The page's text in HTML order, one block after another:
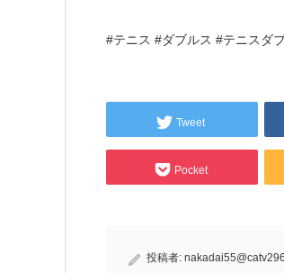
#テニス #ダブルス #テニスダ
Tweet
Pocket
投稿者: